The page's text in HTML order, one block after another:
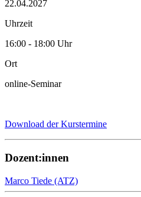
22.04.2027
Uhrzeit
16:00 - 18:00 Uhr
Ort
online-Seminar
Download der Kurstermine
Dozent:innen
Marco Tiede (ATZ)